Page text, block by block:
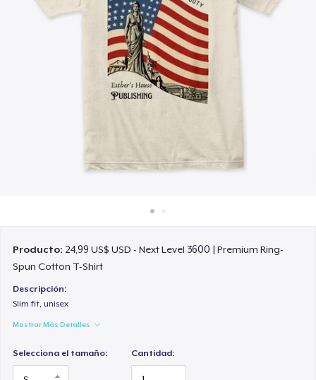
Venda en todas partes
Venda lo que sea
Producto: 24,99 US$ USD - Next Level 3600 | Premium Ring-
Spun Cotton T-Shirt
Descripción:
Slim fit, unisex
Mostrar Más Detalles
Selecciona el tamaño: Cantidad: